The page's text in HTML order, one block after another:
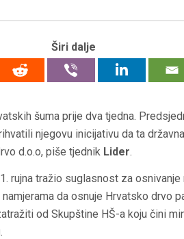
Širi dalje
šuma prije dva tjedna.
njegovu inicijativu da ta
d.o.o, piše tjednik Lider.
rujna tražio suglasnost za osnivanje
da osnuje Hrvatsko drvo
od Skupštine HŠ-a koju čini